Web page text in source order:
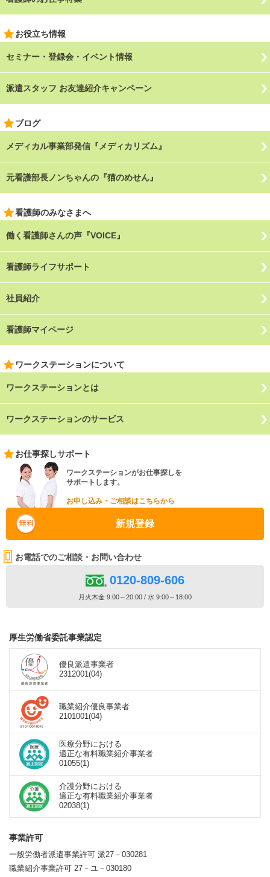
お役立ち情報
セミナー・登録会・イベント情報
派遣スタッフ お友達紹介キャンペーン
ブログ
メディカル事業部発信『メディカリズム』
元看護部長ノンちゃんの『猫のめせん』
看護師のみなさまへ
働く看護師さんの声『VOICE』
看護師ライフサポート
社員紹介
看護師マイページ
ワークステーションについて
ワークステーションとは
ワークステーションのサービス
お仕事探しサポート
ワークステーションがお仕事探しを
サポートします。
お申し込み・ご相談はこちらから
新規登録
お電話でのご相談・お問い合わせ
0120-809-606
月火木金 9:00～20:00 / 水 9:00～18:00
厚生労働省委託事業認定
優良派遣事業者
2312001(04)
職業紹介優良事業者
2101001(04)
医療分野における
適正な有料職業紹介事業者
01055(1)
介護分野における
適正な有料職業紹介事業者
02038(1)
事業許可
一般労働者派遣事業許可 派27－030281
職業紹介事業許可 27－ユ－030180